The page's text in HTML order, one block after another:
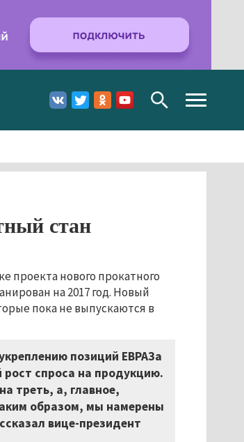
Toggle
navigation
стан
проекта нового прокатного
на 2017 год. Новый
пока не выпускаются в
позиций ЕВРАЗа
спроса на продукцию.
треть, а, главное,
образом, мы намерены
вице-президент